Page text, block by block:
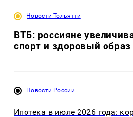
Новости Тольятти
ВТБ: россияне
спорт и здоровый
Новости России
Ипотека в июле 2026 года: